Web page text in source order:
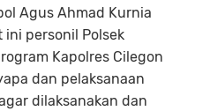
Agus Ahmad Kurnia
ini personil Polsek
Kapolres Cilegon
dan pelaksanaan
dilaksanakan dan